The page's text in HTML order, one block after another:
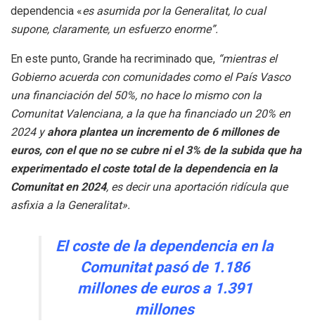
dependencia «es asumida por la Generalitat, lo cual
supone, claramente, un esfuerzo enorme”.
En este punto, Grande ha recriminado que, “mientras el
Gobierno acuerda con comunidades como el País Vasco
una financiación del 50%, no hace lo mismo con la
Comunitat Valenciana, a la que ha financiado un 20% en
2024 yahora plantea un incremento de 6 millones de
euros, con el que no se cubre ni el 3% de la subida que ha
experimentado el coste total de la dependencia en la
Comunitat en 2024, es decir una aportación ridícula que
asfixia a la Generalitat».
El coste de la dependencia en la
Comunitat pasó de 1.186
millones de euros a 1.391
millones